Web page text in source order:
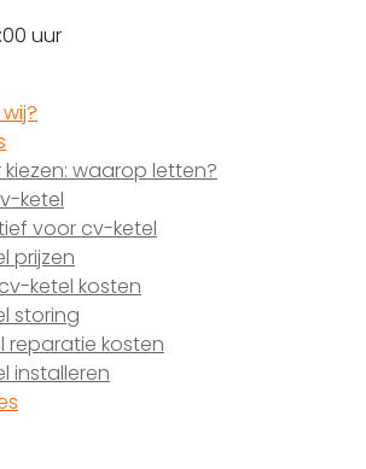
uur
waarop letten?
ketel
voor cv-ketel
prijzen
ketel kosten
storing
reparatie kosten
installeren